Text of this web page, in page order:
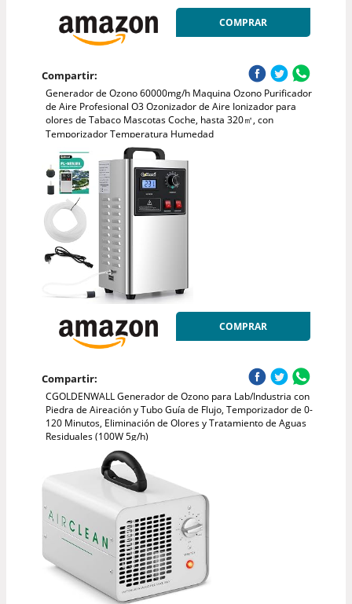
COMPRAR
Compartir:
Generador de Ozono 60000mg/h Maquina Ozono Purificador
de Aire Profesional O3 Ozonizador de Aire Ionizador para
olores de Tabaco Mascotas Coche, hasta 320㎡, con
Temporizador Temperatura Humedad
COMPRAR
Compartir:
CGOLDENWALL Generador de Ozono para Lab/Industria con
Piedra de Aireación y Tubo Guía de Flujo, Temporizador de 0-
120 Minutos, Eliminación de Olores y Tratamiento de Aguas
Residuales (100W 5g/h)